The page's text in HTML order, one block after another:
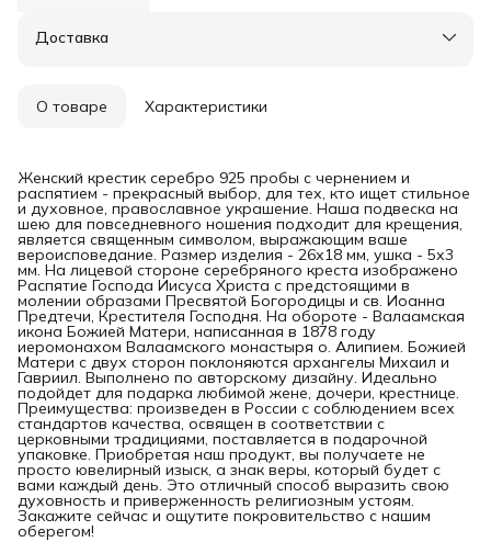
Доставка
О товаре Характеристики
Женский крестик серебро 925 пробы с чернением и
распятием - прекрасный выбор, для тех, кто ищет стильное
и духовное, православное украшение. Наша подвеска на
шею для повседневного ношения подходит для крещения,
является священным символом, выражающим ваше
вероисповедание. Размер изделия - 26х18 мм, ушка - 5х3
мм. На лицевой стороне серебряного креста изображено
Распятие Господа Иисуса Христа с предстоящими в
молении образами Пресвятой Богородицы и св. Иоанна
Предтечи, Крестителя Господня. На обороте - Валаамская
икона Божией Матери, написанная в 1878 году
иеромонахом Валаамского монастыря о. Алипием. Божией
Матери с двух сторон поклоняются архангелы Михаил и
Гавриил. Выполнено по авторскому дизайну. Идеально
подойдет для подарка любимой жене, дочери, крестнице.
Преимущества: произведен в России с соблюдением всех
стандартов качества, освящен в соответствии с
церковными традициями, поставляется в подарочной
упаковке. Приобретая наш продукт, вы получаете не
просто ювелирный изыск, а знак веры, который будет с
вами каждый день. Это отличный способ выразить свою
духовность и приверженность религиозным устоям.
Закажите сейчас и ощутите покровительство с нашим
оберегом!